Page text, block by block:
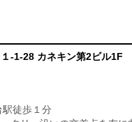
-1-28 カネキン第2ビル1F
徒歩１分